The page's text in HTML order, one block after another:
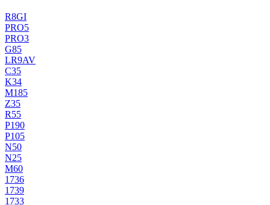
R8GI
PRO5
PRO3
G85
LR9AV
C35
K34
M185
Z35
R55
P190
P105
N50
N25
M60
1736
1739
1733